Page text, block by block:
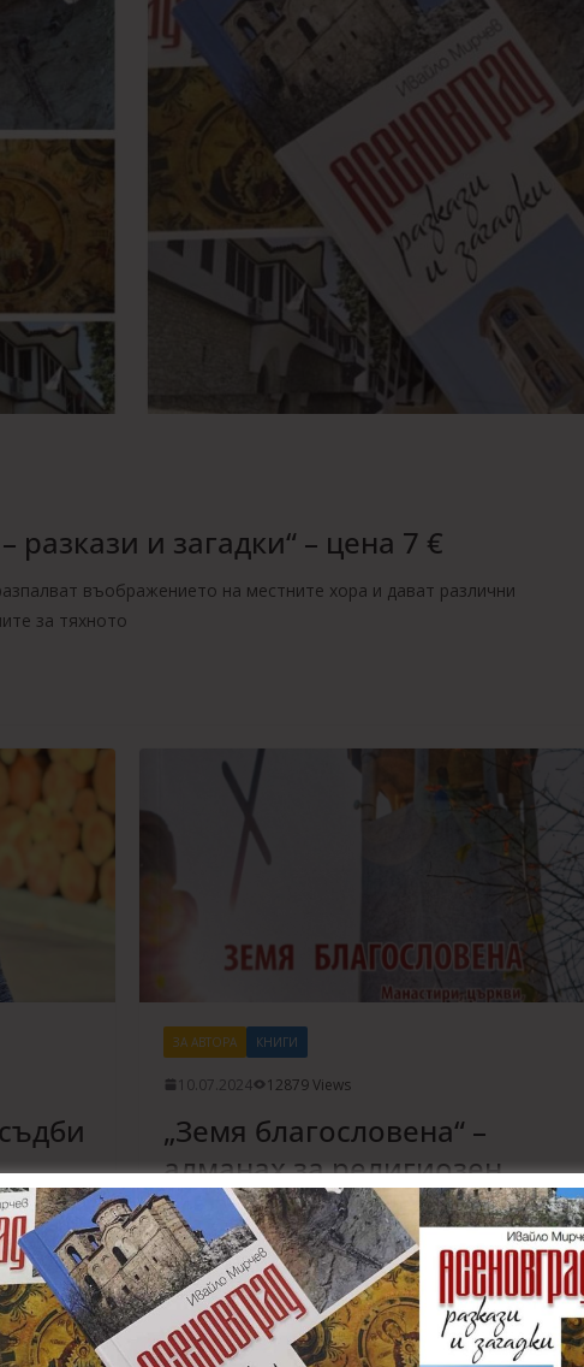
разкази и загадки“ – цена 7 €
въображението на местните хора и дават различни
за тяхното
и баби са
ЗА АВТОРА КНИГИ
10.07.2024 12879 Views
„Земя благословена“ –
алманах за религиозен
туризъм в Асеновградския
край – 11 €
„Земя благословена“ е указател на всички
църкви, манастири, параклиси, аязмени извори и
войнишки паметници в община Асеновград. На